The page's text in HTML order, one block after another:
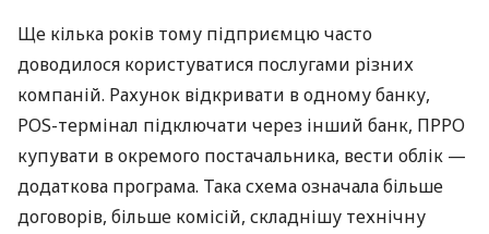
Ще кілька років тому підприємцю часто
доводилося користуватися послугами різних
компаній. Рахунок відкривати в одному банку,
POS-термінал підключати через інший банк, ПРРО
купувати в окремого постачальника, вести облік —
додаткова програма. Така схема означала більше
договорів, більше комісій, складнішу технічну